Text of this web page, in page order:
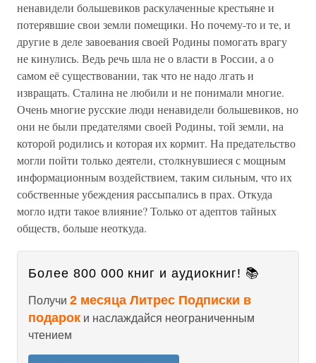
ненавидели большевиков раскулаченные крестьяне и
потерявшие свои земли помещики. Но почему-то и те, и
другие в деле завоевания своей Родины помогать врагу
не кинулись. Ведь речь шла не о власти в России, а о
самом её существовании, так что не надо лгать и
извращать. Сталина не любили и не понимали многие.
Очень многие русские люди ненавидели большевиков, но
они не были предателями своей Родины, той земли, на
которой родились и которая их кормит. На предательство
могли пойти только деятели, столкнувшиеся с мощным
информационным воздействием, таким сильным, что их
собственные убеждения рассыпались в прах. Откуда
могло идти такое влияние? Только от адептов тайных
обществ, больше неоткуда.
Более 800 000 книг и аудиокниг! 📚
Получи 2 месяца Литрес Подписки в
подарок и наслаждайся неограниченным
чтением